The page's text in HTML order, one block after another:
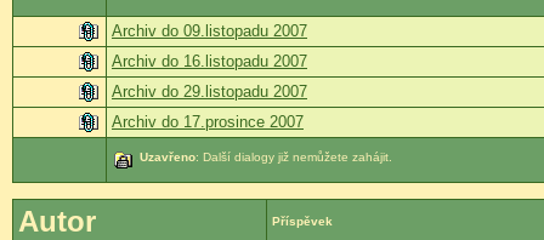
Archiv do 09.listopadu 2007
Archiv do 16.listopadu 2007
Archiv do 29.listopadu 2007
Archiv do 17.prosince 2007
Uzavřeno: Další dialogy již nemůžete zahájit.
Autor Příspěvek